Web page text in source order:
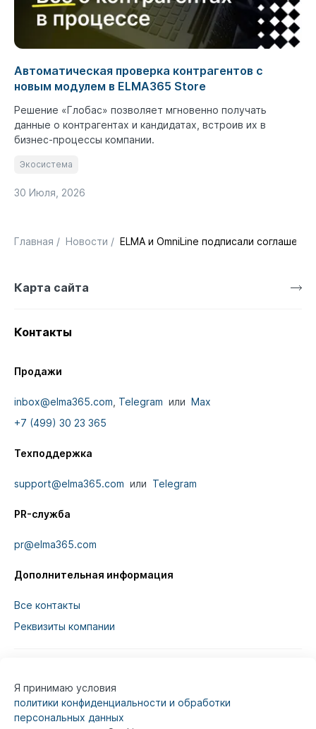
Автоматическая проверка контрагентов с
новым модулем в ELMA365 Store
Решение «Глобас» позволяет мгновенно получать
данные о контрагентах и кандидатах, встроив их в
бизнес-процессы компании.
Экосистема
30 Июля, 2026
Главная / Новости / ELMA и OmniLine подписали
Карта сайта
Контакты
Продажи
inbox@elma365.com, Telegram или
Max
+7 (499) 30 23 365
Техподдержка
support@elma365.com или Telegram
PR-служба
pr@elma365.com
Дополнительная информация
Все контакты
Реквизиты компании
Информация на сайте предназначена для
предназначенной для публичного ознакомления
Я принимаю условия
политики конфиденциальности и обработки
персональных данных